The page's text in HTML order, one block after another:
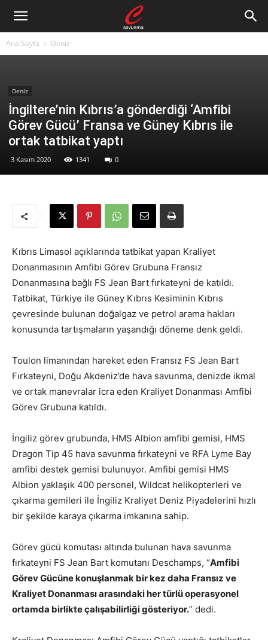
Ana Sayfa Deniz
Deniz
İngiltere’nin Kıbrıs’a gönderdiği ‘Amfibi
Görev Gücü’ Fransa ve Güney Kıbrıs ile
ortak tatbikat yaptı
3 Kasım 2020 1341 0
Kıbrıs Limasol açıklarında tatbikat yapan Kraliyet
Donanmasının Amfibi Görev Grubuna Fransız
Donanmasına bağlı FS Jean Bart fırkateyni de katıldı.
Tatbikat, Türkiye ile Güney Kıbrıs Kesiminin Kıbrıs
çevresinde bulunan doğalgaz ve petrol arama hakları
konusunda tartışmaların yaşandığı döneme denk geldi.
Toulon limanından hareket eden Fransız FS Jean Bart
Fırkateyni, Doğu Akdeniz’de hava savunma, denizde ikmal
ve ortak manevralar icra eden Kraliyet Donanması Amfibi
Görev Grubuna katıldı.
İngiliz görev grubunda, HMS Albion amfibi gemisi, HMS
Dragon Tip 45 hava savunma fırkateyni ve RFA Lyme Bay
amfibi destek gemisi bulunuyor. Amfibi gemisi HMS
Albion yaklaşık 400 personel, Wildcat helikopterleri ve
çıkarma gemileri ile İngiliz Kraliyet Deniz Piyadelerini hızlı
bir şekilde karaya çıkarma imkanına sahip.
Görev gücü komutası altında bulunan hava savunma
fırkateyni FS Jean Bart komutanı Deschamps, “Amfibi
Görev Gücüne konuşlanmak bir kez daha Fransız ve
Kraliyet Donanması arasındaki her türlü operasyonel
ortamda birlikte çalışabilirliği gösteriyor.” dedi.